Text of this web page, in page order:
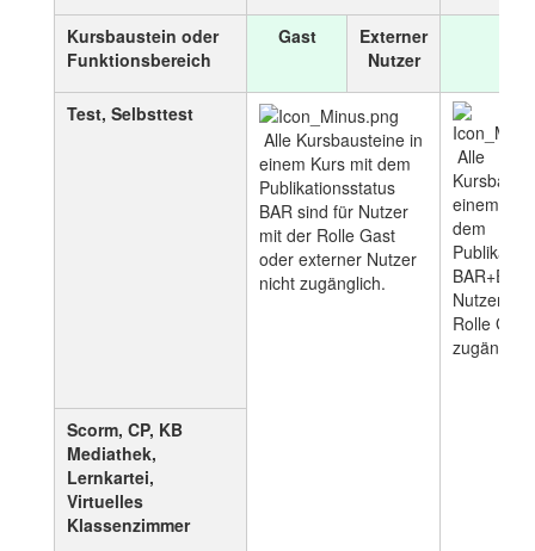
Kursbaustein oder
Funktionsbereich
Gast
Externer
Nutzer
Test, Selbsttest
Alle Kursbausteine in
einem Kurs mit dem
Publikationsstatus
BAR sind für Nutzer
mit der Rolle Gast
oder externer Nutzer
nicht zugänglich.
Alle
einem
dem
BAR+E
Nutzer
Rolle
Scorm, CP, KB
Mediathek,
Lernkartei,
Virtuelles
Klassenzimmer